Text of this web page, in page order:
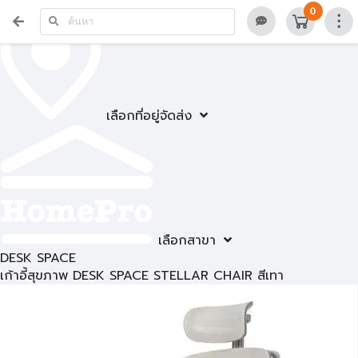
เลือกที่อยู่จัดส่ง
เลือกสาขา
0
DESK SPACE
เก้าอี้สุขภาพ DESK SPACE STELLAR CHAIR สีเทา